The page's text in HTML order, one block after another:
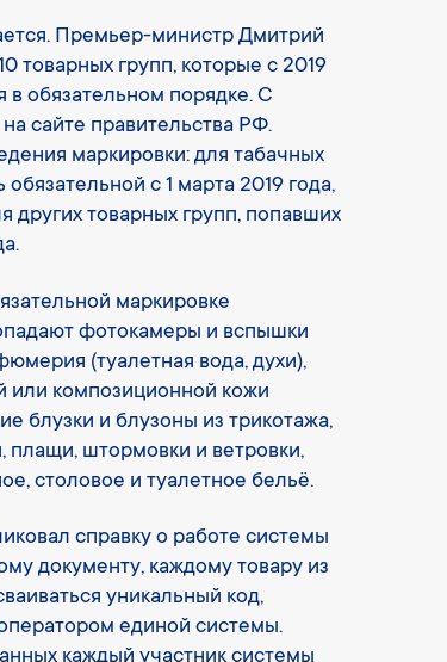
Премьер-министр Дмитрий
товарных групп, которые с 2019
в обязательном порядке. С
сайте правительства РФ.
маркировки: для табачных
с 1 марта 2019 года,
других товарных групп, попавших
маркировке
фотокамеры и вспышки
(туалетная вода, духи),
или композиционной кожи
блузки и блузоны из трикотажа,
плащи, штормовки и ветровки,
столовое и туалетное бельё.
справку о работе системы
документу, каждому товару из
уникальный код,
единой системы.